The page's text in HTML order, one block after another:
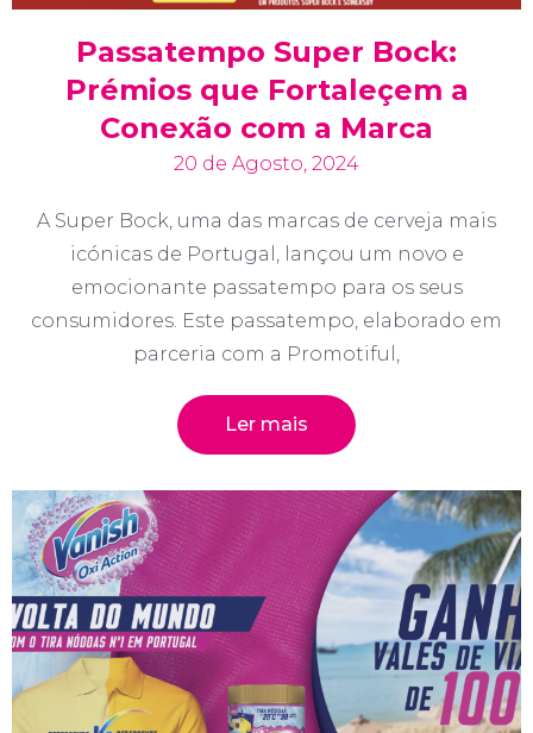
Passatempo Super Bock:
Prémios que Fortaleçem a
Conexão com a Marca
20 de Agosto, 2024
A Super Bock, uma das marcas de cerveja mais
icónicas de Portugal, lançou um novo e
emocionante passatempo para os seus
consumidores. Este passatempo, elaborado em
parceria com a Promotiful,
Ler mais